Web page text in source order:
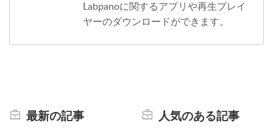
Labpanoに関するアプリや再生プレイ
ヤーのダウンロードができます。
最新の記事 人気のある記事